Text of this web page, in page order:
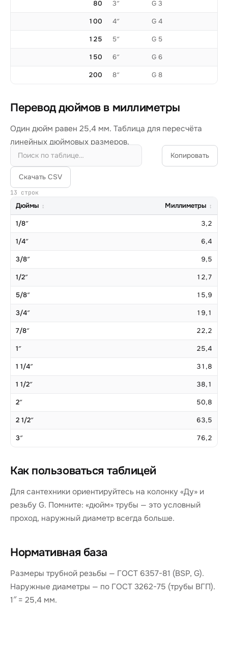
80 3″ G 3
100 4″ G 4
125 5″ G 5
150 6″ G 6
200 8″ G 8
Перевод дюймов в миллиметры
Один дюйм равен 25,4 мм. Таблица для пересчёта
линейных дюймовых размеров.
Копировать
Скачать CSV
13 строк
Дюймы Миллиметры
1/8″ 3,2
1/4″ 6,4
3/8″ 9,5
1/2″ 12,7
5/8″ 15,9
3/4″ 19,1
7/8″ 22,2
1″ 25,4
1 1/4″ 31,8
1 1/2″ 38,1
2″ 50,8
2 1/2″ 63,5
3″ 76,2
Как пользоваться таблицей
Для сантехники ориентируйтесь на колонку «Ду» и
резьбу G. Помните: «дюйм» трубы — это условный
проход, наружный диаметр всегда больше.
Нормативная база
Размеры трубной резьбы — ГОСТ 6357-81 (BSP, G).
Наружные диаметры — по ГОСТ 3262-75 (трубы ВГП).
1″ = 25,4 мм.